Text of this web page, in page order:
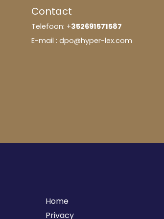
Contact
Telefoon: +352691571587
E-mail : dpo@hyper-lex.com
Home
Privacy